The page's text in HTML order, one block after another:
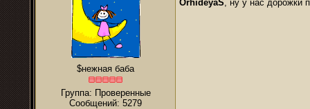
$нежная баба
Группа: Проверенные
Сообщений: 5279
OrhideyaS , ну у нас дорожки